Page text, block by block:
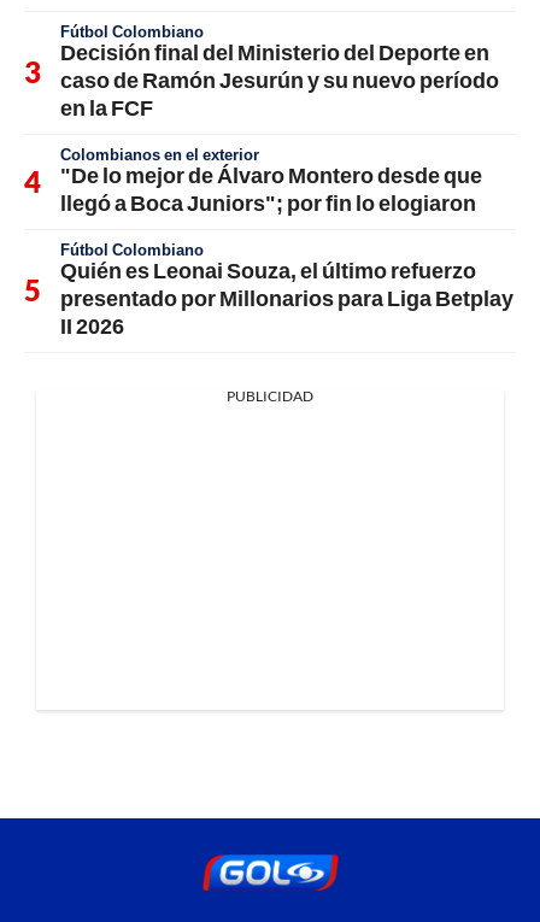
Fútbol Colombiano
Decisión final del Ministerio del Deporte en
caso de Ramón Jesurún y su nuevo período
en la FCF
Colombianos en el exterior
"De lo mejor de Álvaro Montero desde que
llegó a Boca Juniors"; por fin lo elogiaron
Fútbol Colombiano
Quién es Leonai Souza, el último refuerzo
presentado por Millonarios para Liga Betplay
II 2026
PUBLICIDAD